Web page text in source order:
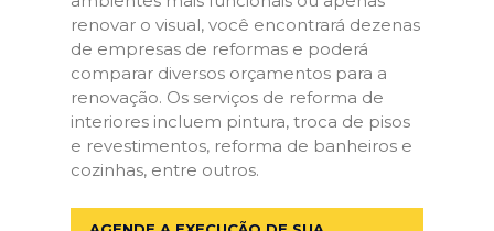
renovar o visual, você encontrará dezenas
de empresas de reformas e poderá
comparar diversos orçamentos para a
renovação. Os serviços de reforma de
interiores incluem pintura, troca de pisos
e revestimentos, reforma de banheiros e
cozinhas, entre outros.